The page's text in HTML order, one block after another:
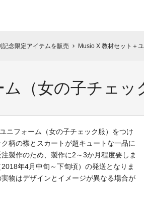
記念限定アイテムを販売 chevron_right Musio X 教材セット＋
（女の子チェッ
ニフォーム（女の子チェック服）をつけ
柄の襟とスカートが超キュートな一品に
製作のため、製作に2～3か月程度要しま
年4月中旬～下旬頃）の発送となりま
物はデザインとイメージが異なる場合が